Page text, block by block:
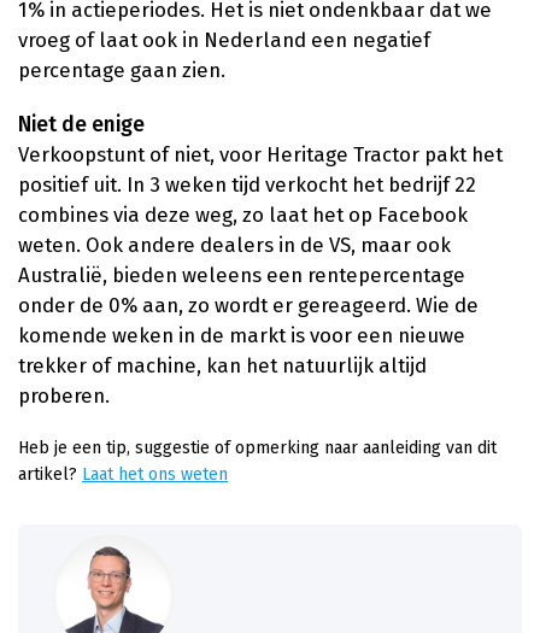
1% in actieperiodes. Het is niet ondenkbaar dat we
vroeg of laat ook in Nederland een negatief
percentage gaan zien.
Niet de enige
Verkoopstunt of niet, voor Heritage Tractor pakt het
positief uit. In 3 weken tijd verkocht het bedrijf 22
combines via deze weg, zo laat het op Facebook
weten. Ook andere dealers in de VS, maar ook
Australië, bieden weleens een rentepercentage
onder de 0% aan, zo wordt er gereageerd. Wie de
komende weken in de markt is voor een nieuwe
trekker of machine, kan het natuurlijk altijd
proberen.
Heb je een tip, suggestie of opmerking naar aanleiding van dit
artikel? Laat het ons weten